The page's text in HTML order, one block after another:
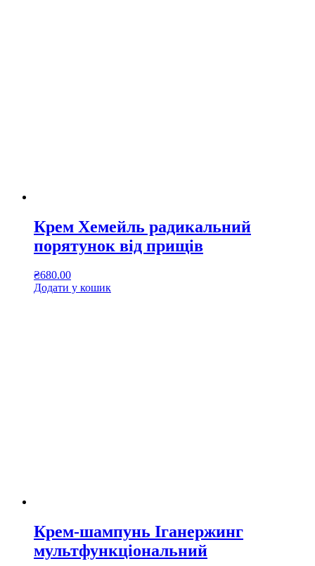
Крем Хемейль радикальний
порятунок від прищів
₴680.00
Додати у кошик
Крем-шампунь Іганержинг
мультфункціональний